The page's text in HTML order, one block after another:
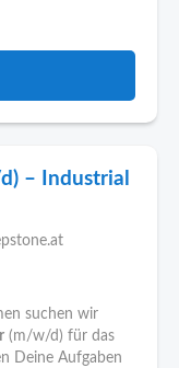
– Industrial
suchen wir
(m/w/d) für das
Deine Aufgaben